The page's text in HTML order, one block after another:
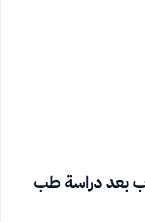
بعد دراسة طب